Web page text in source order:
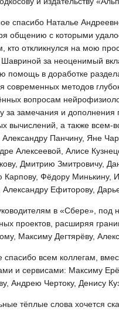
спасибо Наталье
общению с которыми
кто откликнулся на мою
Шавриной за неоценимый
помощь в доработке
современных методов
вопросам
за замечания и
вычислений, а также
Александру Панчину, Яне
Алексеевой, Алисе
Дмитрию Змитровичу,
Карпову, Фёдору Минькину,
Александру Ефиторову,
в «Сбере», под
проектов, расширяя
Максиму Дегтярёву,
спасибо всем коллегам,
и сервисами: Максиму
Андрею Чертоку, Денису
тёплые слова хочется